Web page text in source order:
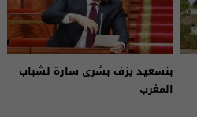
بنسعيد يزف بشرى سارة لشباب
المغرب